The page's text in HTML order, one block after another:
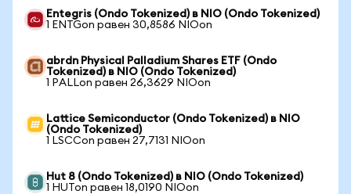
Entegris (Ondo Tokenized) в NIO (Ondo Tokenized)
1 ENTGon равен 30,8586 NIOon
abrdn Physical Palladium Shares ETF (Ondo
Tokenized) в NIO (Ondo Tokenized)
1 PALLon равен 26,3629 NIOon
Lattice Semiconductor (Ondo Tokenized) в NIO
(Ondo Tokenized)
1 LSCCon равен 27,7131 NIOon
Hut 8 (Ondo Tokenized) в NIO (Ondo Tokenized)
1 HUTon равен 18,0190 NIOon